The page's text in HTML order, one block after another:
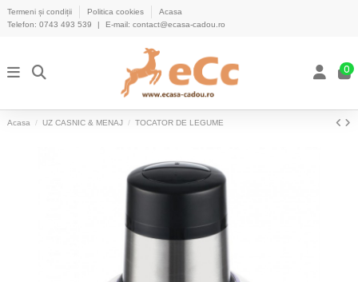
Termeni și condiții Politica cookies
Acasa
Telefon: 0743 493 539 | E-mail: contact@ecasa-cadou.ro
0
Acasa UZ CASNIC & MENAJ TOCATOR DE LEGUME